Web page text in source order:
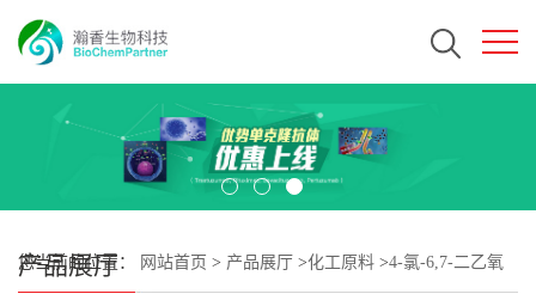
产品展厅
您当前的位置： 网站首页 > 产品展厅 >化工原料 >4-氯-6,7-二乙氧